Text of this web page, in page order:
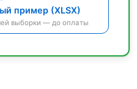
пример (XLSX)
выборки — до оплаты